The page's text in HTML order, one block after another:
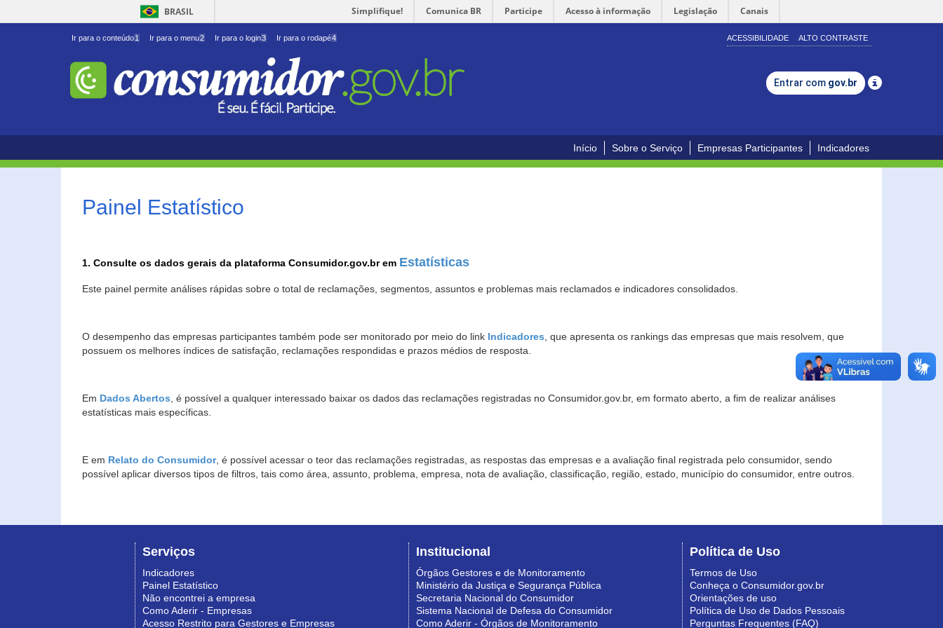
BRASIL Simplifique! Comunica BR Participe Acesso à informação Legislação Canais
Ir para o conteúdo1 Ir para o menu2 Ir para o login3 Ir para o rodapé4 ACESSIBILIDADE ALTO CONTRASTE
Entrar com gov.br
Início Sobre o Serviço Empresas Participantes Indicadores
Painel Estatístico
1. Consulte os dados gerais da plataforma Consumidor.gov.br em Estatísticas
Este painel permite análises rápidas sobre o total de reclamações, segmentos, assuntos e problemas mais reclamados e indicadores consolidados.
O desempenho das empresas participantes também pode ser monitorado por meio do link Indicadores, que apresenta os rankings das empresas que mais resolvem, que
possuem os melhores índices de satisfação, reclamações respondidas e prazos médios de resposta.
Em Dados Abertos, é possível a qualquer interessado baixar os dados das reclamações registradas no Consumidor.gov.br, em formato aberto, a fim de realizar análises
estatísticas mais específicas.
E em Relato do Consumidor, é possível acessar o teor das reclamações registradas, as respostas das empresas e a avaliação final registrada pelo consumidor, sendo
possível aplicar diversos tipos de filtros, tais como área, assunto, problema, empresa, nota de avaliação, classificação, região, estado, município do consumidor, entre outros.
Serviços
Indicadores
Painel Estatístico
Não encontrei a empresa
Como Aderir - Empresas
Acesso Restrito para Gestores e Empresas
Institucional
Órgãos Gestores e de Monitoramento
Ministério da Justiça e Segurança Pública
Secretaria Nacional do Consumidor
Sistema Nacional de Defesa do Consumidor
Como Aderir - Órgãos de Monitoramento
Política de Uso
Termos de Uso
Conheça o Consumidor.gov.br
Orientações de uso
Política de Uso de Dados Pessoais
Perguntas Frequentes (FAQ)